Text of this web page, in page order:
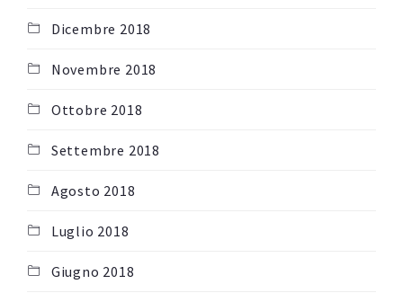
Dicembre 2018
Novembre 2018
Ottobre 2018
Settembre 2018
Agosto 2018
Luglio 2018
Giugno 2018